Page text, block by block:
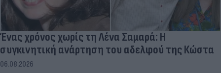
Ένας χρόνος χωρίς τη Λένα Σαμαρά: Η
συγκινητική ανάρτηση του αδελφού της Κώστα
06.08.2026